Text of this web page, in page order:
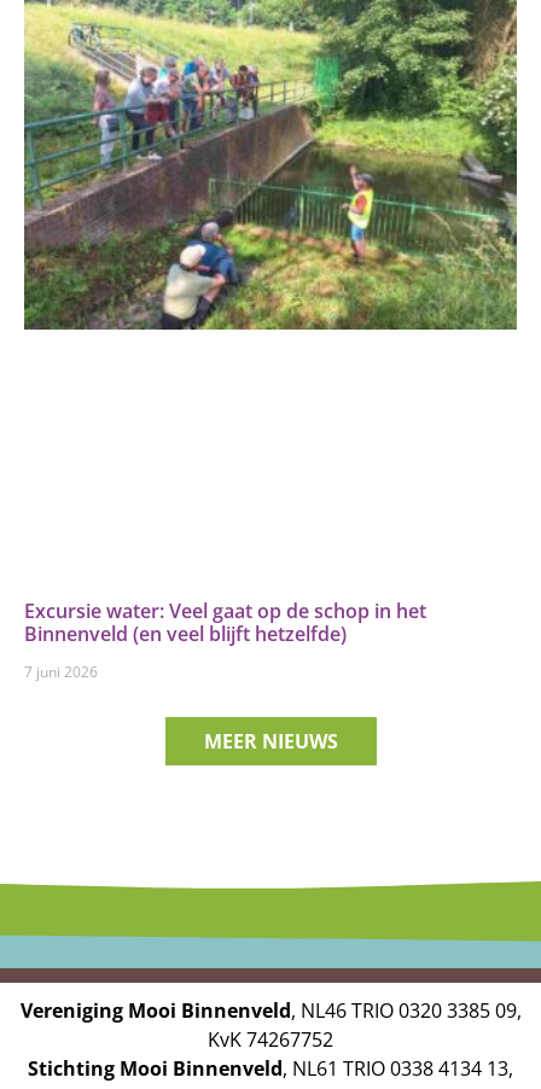
Excursie water: Veel gaat op de schop in het
Binnenveld (en veel blijft hetzelfde)
7 juni 2026
MEER NIEUWS
Vereniging Mooi Binnenveld, NL46 TRIO 0320 3385 09,
KvK 74267752
Stichting Mooi Binnenveld, NL61 TRIO 0338 4134 13,